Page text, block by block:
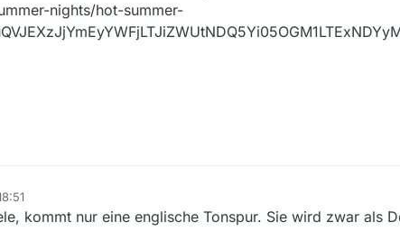
nights/hot-summer-
kommt nur eine englische Tonspur. Sie wird zwar als